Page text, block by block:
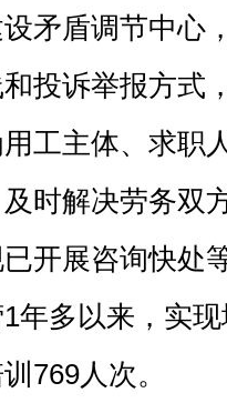
矛盾调节中心
投诉举报方式
工主体、求职
时解决劳务双
开展咨询快处
年多以来，实
769人次。